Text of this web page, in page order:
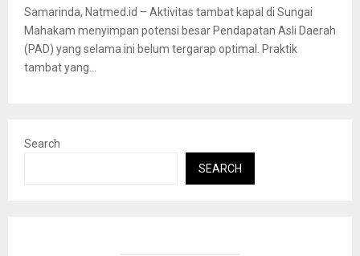
Samarinda, Natmed.id – Aktivitas tambat kapal di Sungai
Mahakam menyimpan potensi besar Pendapatan Asli Daerah
(PAD) yang selama ini belum tergarap optimal. Praktik
tambat yang...
Search
SEARCH